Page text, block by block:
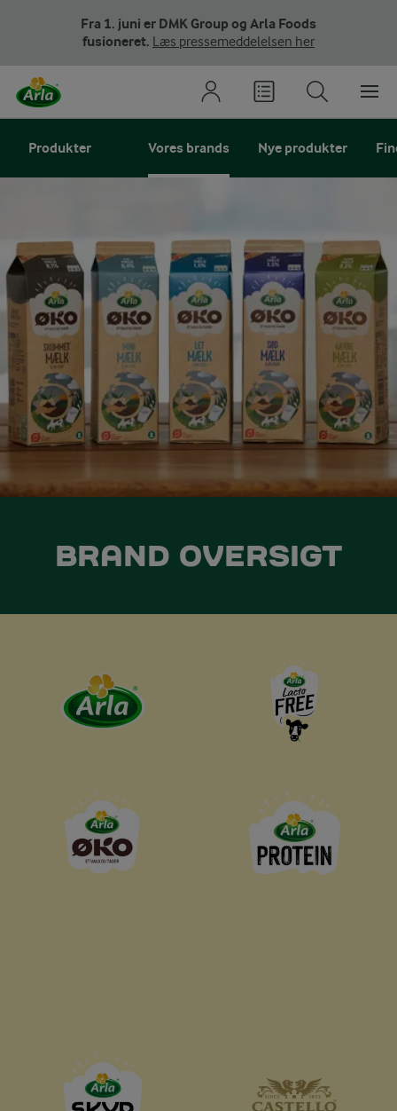
Fra 1. juni er DMK Group og Arla Foods
fusioneret. Læs pressemeddelelsen her
Produkter Vores brands Nye produkter
BRAND OVERSIGT